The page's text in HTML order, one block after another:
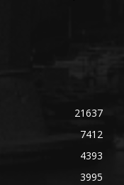
21637
7412
4393
3995